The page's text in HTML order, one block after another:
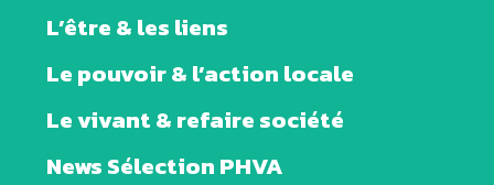
L’être & les liens
Le pouvoir & l’action locale
Le vivant & refaire société
News Sélection PHVA